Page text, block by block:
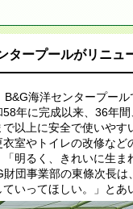
タープールがリニュ
海洋センタープー
58年に完成以来、36年
で以上に安全で使いや
室やトイレの改修など
明るく、きれいに生
財団事業部の東條次長
いってほしい。」とあ